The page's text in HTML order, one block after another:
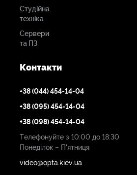
Студійна
техніка
Сервери
та ПЗ
Контакти
+38 (044) 454-14-04
+38 (095) 454-14-04
+38 (098) 454-14-04
Телефонуйте з 10:00 до 18:30
Понеділок – П'ятниця
video@opta.kiev.ua